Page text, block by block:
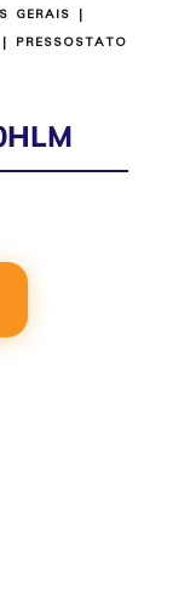
GERAIS |
| PRESSOSTATO